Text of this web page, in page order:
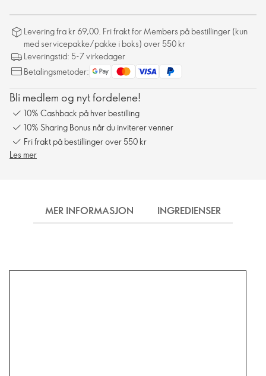
Levering fra kr 69,00. Fri frakt for Members på bestillinger (kun
med servicepakke/pakke i boks) over 550 kr
Leveringstid: 5-7 virkedager
Betalingsmetoder:
Bli medlem og nyt fordelene!
10% Cashback på hver bestilling
10% Sharing Bonus når du inviterer venner
Fri frakt på bestillinger over 550 kr
Les mer
MER INFORMASJON INGREDIENSER